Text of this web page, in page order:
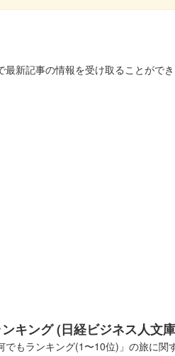
印
印 龍虎獅子争奪 北条氏康公
新記事の情報を受け取ることができ
キング (日経ビジネス人文
もランキング(1〜10位)」の旅に